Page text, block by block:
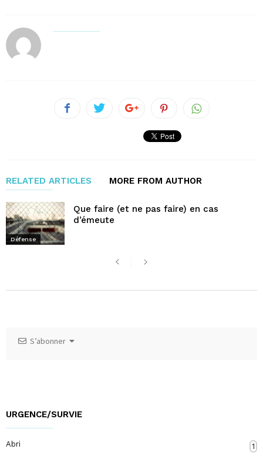
RELATED ARTICLES MORE FROM AUTHOR
Défense
Que faire (et ne pas faire) en cas
d’émeute
S’abonner
URGENCE/SURVIE
Abri 1